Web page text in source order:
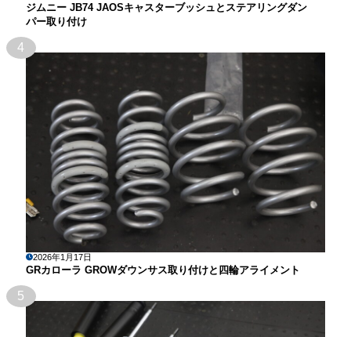
ジムニー JB74 JAOSキャスターブッシュとステアリングダン
パー取り付け
4
2026年1月17日
GRカローラ GROWダウンサス取り付けと四輪アライメント
5